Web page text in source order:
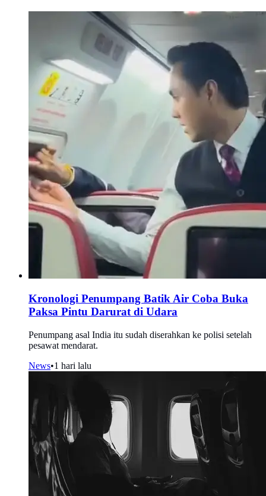
Kronologi Penumpang Batik Air Coba Buka
Paksa Pintu Darurat di Udara
Penumpang asal India itu sudah diserahkan ke polisi setelah
pesawat mendarat.
News•1 hari lalu